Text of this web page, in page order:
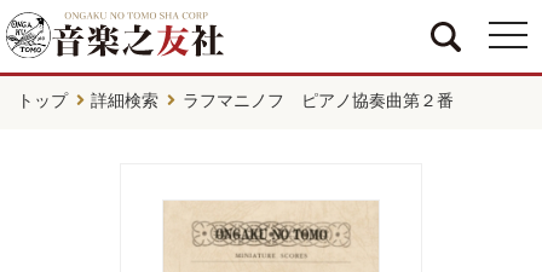
トップ 詳細検索 ラフマニノフ ピアノ協奏曲第２番